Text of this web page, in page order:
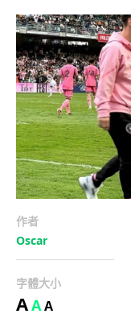
作者
Oscar
字體大小
AAA